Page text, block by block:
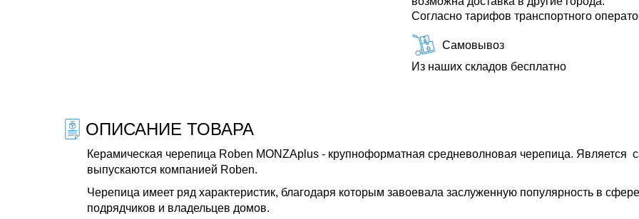
Согласно тарифов транспортного
Самовывоз
Из наших складов бесплатно
ОПИСАНИЕ ТОВАРА
Керамическая черепица Roben MONZAplus - крупноформатная средневолновая черепица. Является
выпускаются компанией Roben.
Черепица имеет ряд характеристик, благодаря которым завоевала заслуженную популярность в
подрядчиков и владельцев домов.